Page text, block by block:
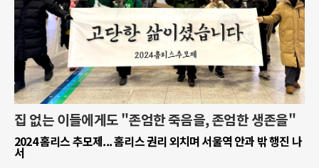
집 없는 이들에게도 "존엄한 죽음을, 존엄한 생존을"
2024 홈리스 추모제... 홈리스 권리 외치며 서울역 안과 밖 행진 나
서